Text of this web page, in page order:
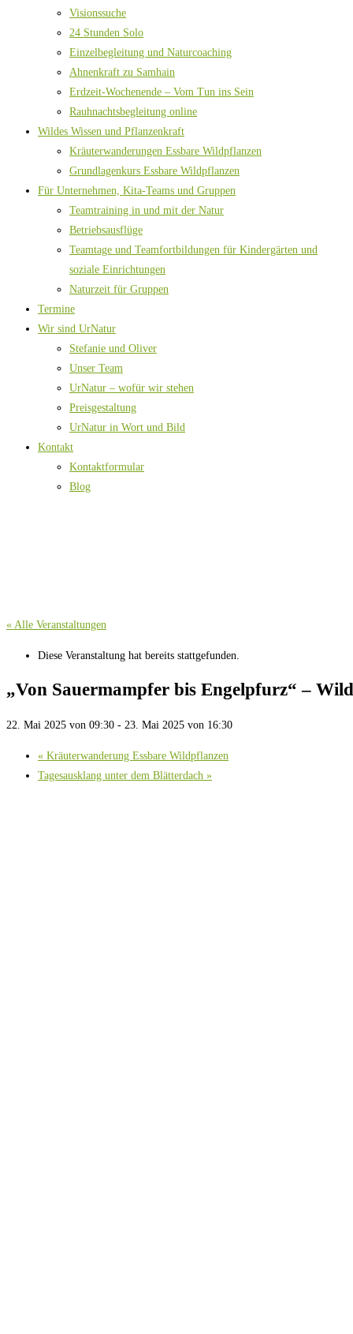
Visionssuche
24 Stunden Solo
Einzelbegleitung und Naturcoaching
Ahnenkraft zu Samhain
Erdzeit-Wochenende – Vom Tun ins Sein
Rauhnachtsbegleitung online
Wildes Wissen und Pflanzenkraft
Kräuterwanderungen Essbare Wildpflanzen
Grundlagenkurs Essbare Wildpflanzen
Für Unternehmen, Kita-Teams und Gruppen
Teamtraining in und mit der Natur
Betriebsausflüge
Teamtage und Teamfortbildungen für Kindergärten und
soziale Einrichtungen
Naturzeit für Gruppen
Termine
Wir sind UrNatur
Stefanie und Oliver
Unser Team
UrNatur – wofür wir stehen
Preisgestaltung
UrNatur in Wort und Bild
Kontakt
Kontaktformular
Blog
« Alle Veranstaltungen
Diese Veranstaltung hat bereits stattgefunden.
„Von Sauermampfer bis Engelpfurz“ –
22. Mai 2025 von 09:30 - 23. Mai 2025 von 16:30
« Kräuterwanderung Essbare Wildpflanzen
Tagesausklang unter dem Blätterdach »